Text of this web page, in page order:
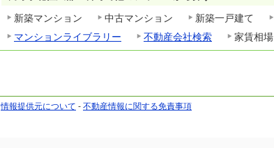
新築マンション
中古マンション 新築一戸建て
マンションライブラリー
不動産会社検索 家賃相場
情報提供元について - 不動産情報に関する免責事項